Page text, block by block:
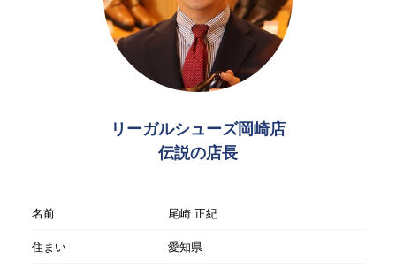
リーガルシューズ岡崎店
伝説の店長
名前
尾崎 正紀
住まい
愛知県